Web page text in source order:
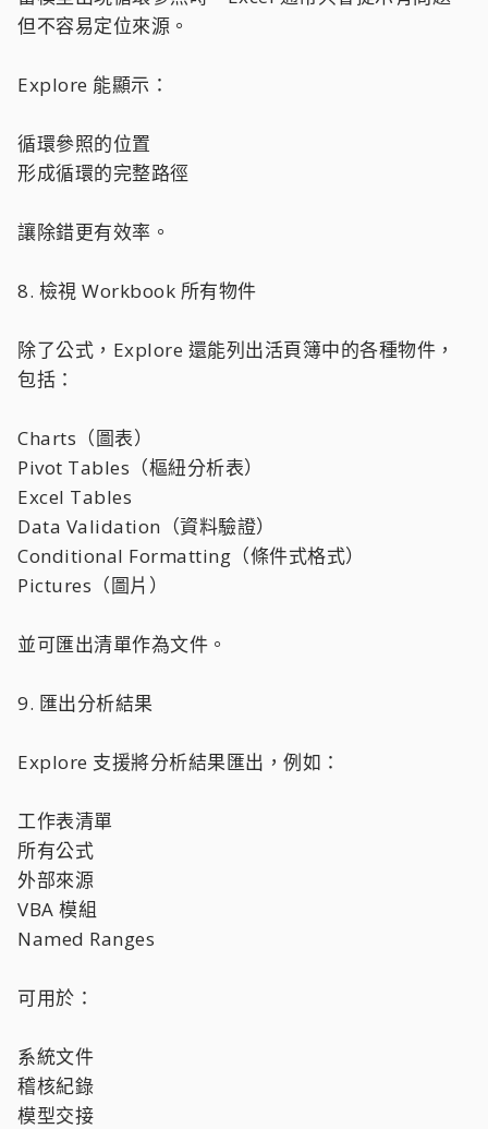
但不容易定位來源。
Explore 能顯示：
循環參照的位置
形成循環的完整路徑
讓除錯更有效率。
8. 檢視 Workbook 所有物件
除了公式，Explore 還能列出活頁簿中的各種物件，
包括：
Charts（圖表）
Pivot Tables（樞紐分析表）
Excel Tables
Data Validation（資料驗證）
Conditional Formatting（條件式格式）
Pictures（圖片）
並可匯出清單作為文件。
9. 匯出分析結果
Explore 支援將分析結果匯出，例如：
工作表清單
所有公式
外部來源
VBA 模組
Named Ranges
可用於：
系統文件
稽核紀錄
模型交接